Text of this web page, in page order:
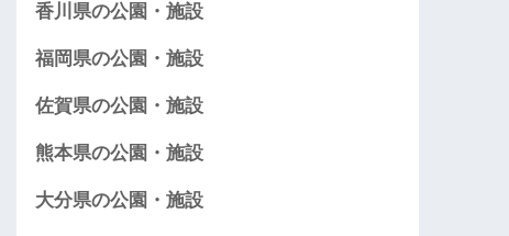
香川県の公園・施設
福岡県の公園・施設
佐賀県の公園・施設
熊本県の公園・施設
大分県の公園・施設